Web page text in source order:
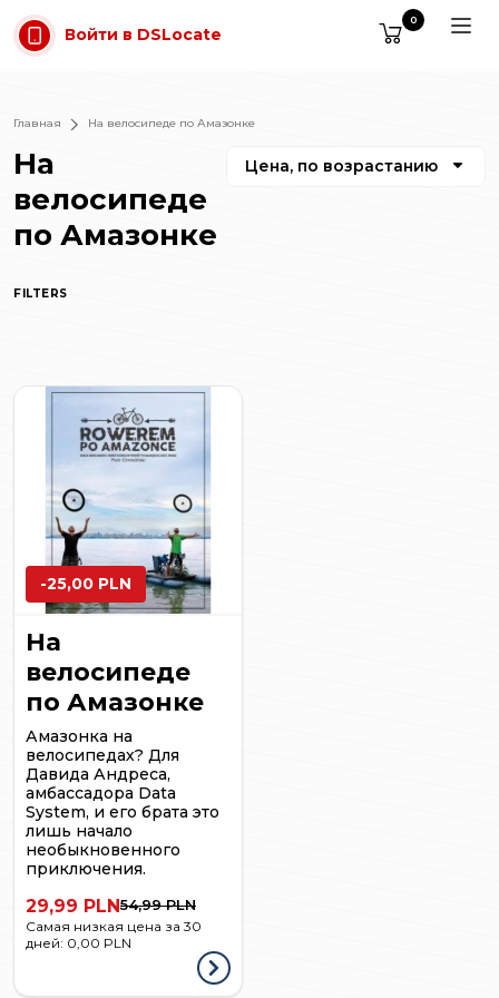
Перейти к содержимому
Войти в DSLocate
0
Главная На велосипеде по Амазонке
На
велосипеде
по Амазонке
Цена, по возрастанию
FILTERS
-25,00 PLN
На
велосипеде
по Амазонке
Амазонка на
велосипедах? Для
Давида Андреса,
амбассадора Data
System, и его брата это
лишь начало
необыкновенного
приключения.
54,99 PLN
29,99 PLN
Самая низкая цена за 30
дней: 0,00 PLN